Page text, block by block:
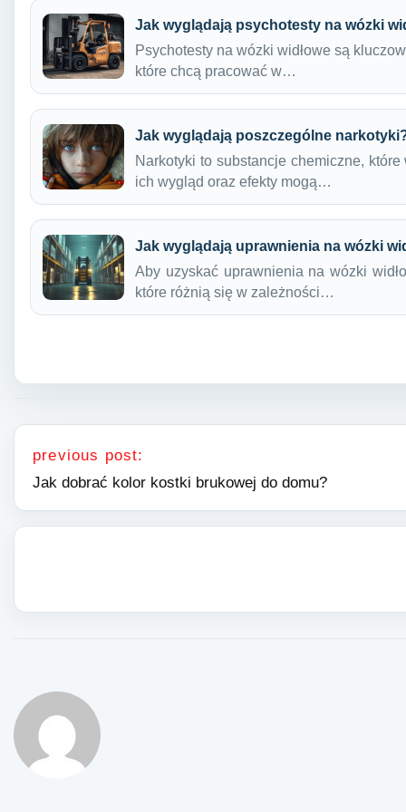
Jak wyglądają psychotesty na wózki
Psychotesty na wózki widłowe są
które chcą pracować w…
Jak wyglądają poszczególne
Narkotyki to substancje chemiczne,
ich wygląd oraz efekty mogą…
Jak wyglądają uprawnienia na wózki
Aby uzyskać uprawnienia na wózki
które różnią się w zależności…
Nawigacja wpisu
previous post:
Jak dobrać kolor kostki brukowej do domu?